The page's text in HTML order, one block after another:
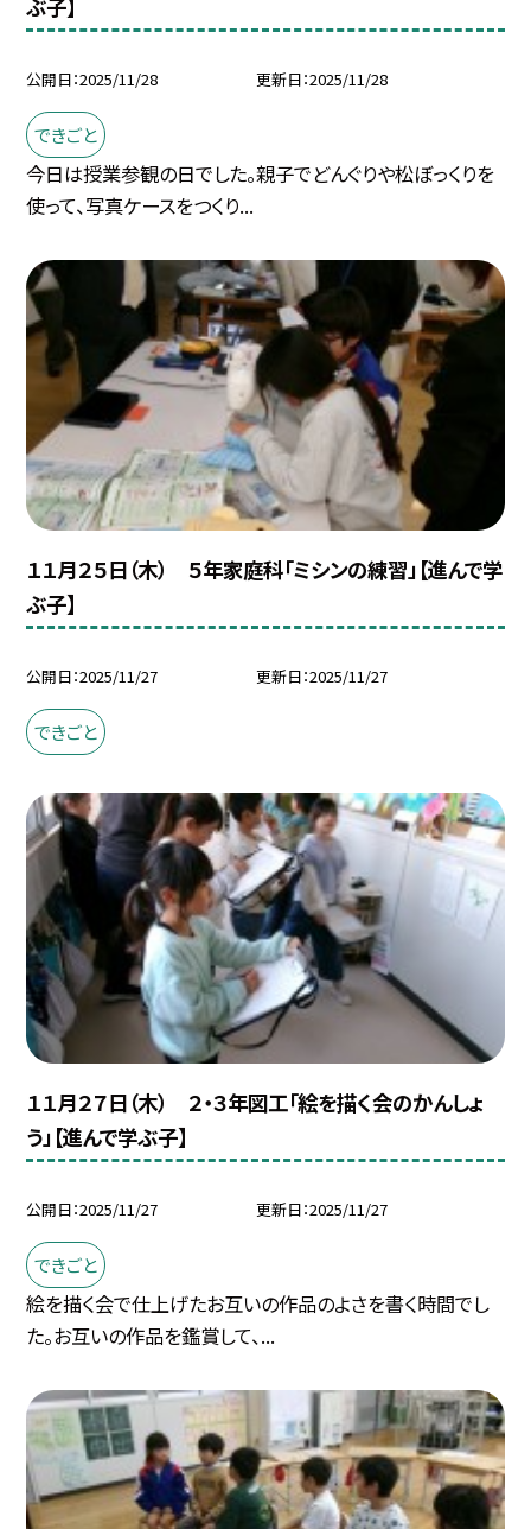
ぶ子】
公開日 2025/11/28 更新日 2025/11/28
できごと
今日は授業参観の日でした。親子でどんぐりや松ぼっくりを
使って、写真ケースをつくり...
１１月２５日（木） ５年家庭科「ミシンの練習」【進んで学
ぶ子】
公開日 2025/11/27 更新日 2025/11/27
できごと
１１月２７日（木） ２・３年図工「絵を描く会のかんしょ
う」【進んで学ぶ子】
公開日 2025/11/27 更新日 2025/11/27
できごと
絵を描く会で仕上げたお互いの作品のよさを書く時間でし
た。お互いの作品を鑑賞して、...